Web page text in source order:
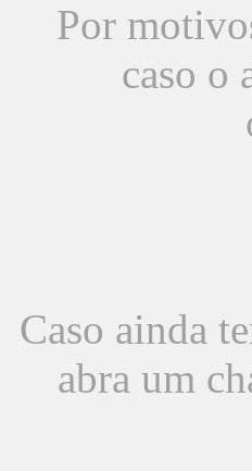
Por
caso o
Caso ainda
abra um